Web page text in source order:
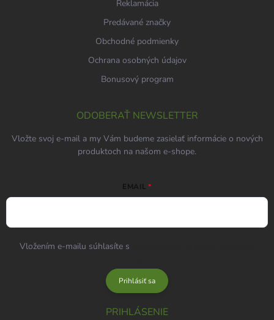
Reklamácia
Predávané značky
Obchodné podmienky
Ochrana osobných údajov
Bonusový program
ODOBERAŤ NEWSLETTER
Vložte svoj e-mail a my Vám budeme zasielať informácie o nových
produktoch na našom e-shope.
EMAIL
Vložením e-mailu súhlasíte s
Prihlásiť sa
PRIHLÁSENIE